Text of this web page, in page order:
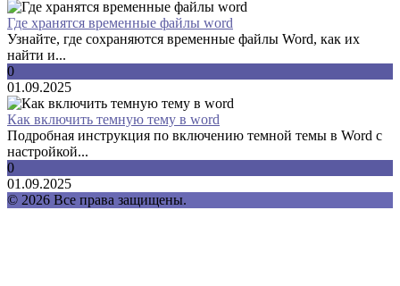
Где хранятся временные файлы word
Узнайте, где сохраняются временные файлы Word, как их
найти и...
0
01.09.2025
Как включить темную тему в word
Подробная инструкция по включению темной темы в Word с
настройкой...
0
01.09.2025
© 2026 Все права защищены.